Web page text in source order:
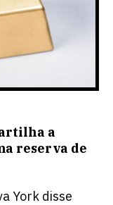
a
reserva de
York disse